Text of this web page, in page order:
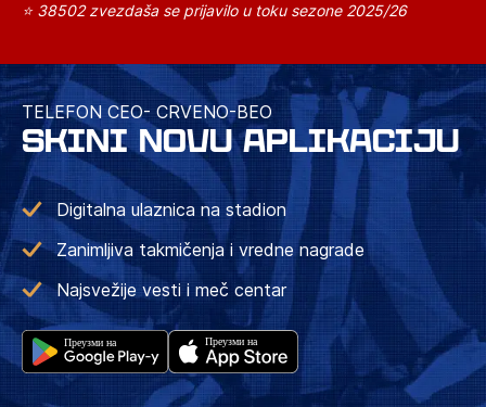
⭐ 38502 zvezdaša se prijavilo u toku sezone 2025/26
TELEFON CEO- CRVENO-BEO
SKINI NOVU APLIKACIJU
Digitalna ulaznica na stadion
Zanimljiva takmičenja i vredne nagrade
Najsvežije vesti i meč centar